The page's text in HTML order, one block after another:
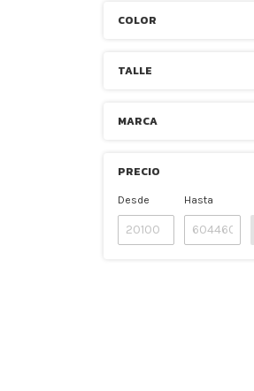
COLOR
TALLE
MARCA
PRECIO
Desde Hasta